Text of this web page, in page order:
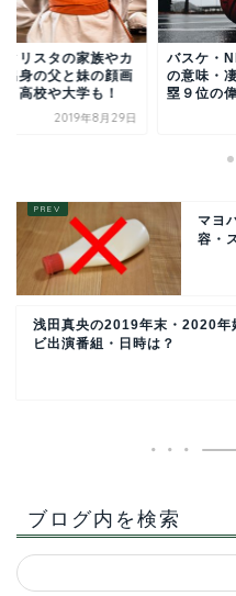
クリスタの家族やカ
出身の父と妹の顔画
？高校や大学も！
2019年8月29日
バスケ・
の意味・
塁９位の
マヨ
容・
浅田真央の2019年末・2020年
ビ出演番組・日時は？
ブログ内を検索